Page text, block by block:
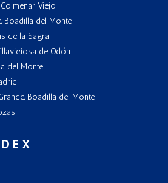
Viejo
Boadilla del Monte
de la Sagra
de Odón
del Monte
Boadilla del Monte